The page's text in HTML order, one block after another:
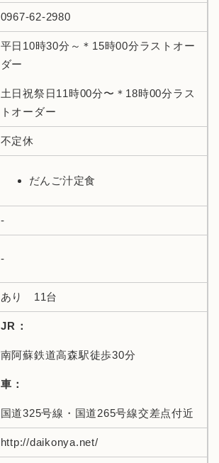
0967-62-2980
平日10時30分～＊15時00分ラストオー
ダー
土日祝祭日11時00分〜＊18時00分ラス
トオーダー
不定休
だんご汁定食
-
-
あり 11台
JR：
南阿蘇鉄道高森駅徒歩30分
車：
国道325号線・国道265号線交差点付近
http://daikonya.net/